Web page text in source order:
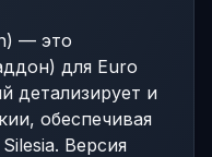
— это
для Euro
детализирует и
обеспечивая
Версия